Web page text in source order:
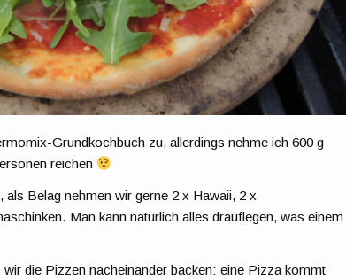
Grundkochbuch zu, allerdings nehme ich 600 g
reichen
Belag nehmen wir gerne 2 x Hawaii, 2 x
Man kann natürlich alles drauflegen, was einem
die Pizzen nacheinander backen: eine Pizza kommt